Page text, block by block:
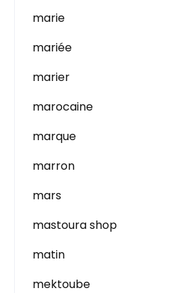
marie
mariée
marier
marocaine
marque
marron
mars
mastoura shop
matin
mektoube